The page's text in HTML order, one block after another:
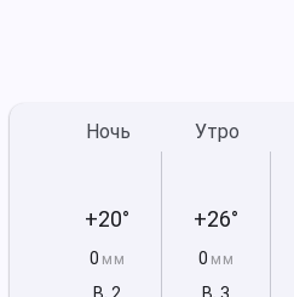
Ночь
+20°
0 мм
Утро
+26°
0 мм